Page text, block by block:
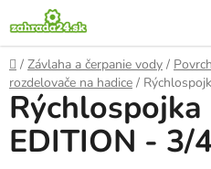
na
obsah
Domov
/ Závlaha a čerpanie vody /
rozdelovače na hadice /
Rýchlospojka
EDITION - 3/